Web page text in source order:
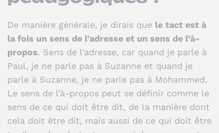
De manière générale, je dirais que le tact est à
la fois un sens de l’adresse et un sens de l’à-
propos. Sens de l’adresse, car quand je parle à
Paul, je ne parle pas à Suzanne et quand je
parle à Suzanne, je ne parle pas à Mohammed.
Le sens de l’à-propos peut se définir comme le
sens de ce qui doit être dit, de la manière dont
cela doit être dit, mais aussi de ce qui doit être